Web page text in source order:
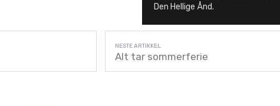
Den Hellige Ånd.
Alt tar sommerferie